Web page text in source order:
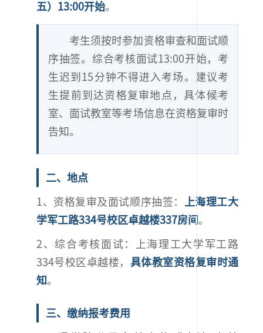
五）13:00开始。
考生须按时参加资格审查和面试顺
序抽签。综合考核面试13:00开始，考
生迟到15分钟不得进入考场。建议考
生提前到达资格复审地点，具体候考
室、面试教室等考场信息在资格复审时
告知。
二、地点
1、资格复审及面试顺序抽签：
上海理工大
学军工路334号校区卓越楼337房间 。
2、综合考核面试：上海理工大学军工路
334号校区卓越楼， 具体教室资格复审时通
知 。
三、缴纳报考费用